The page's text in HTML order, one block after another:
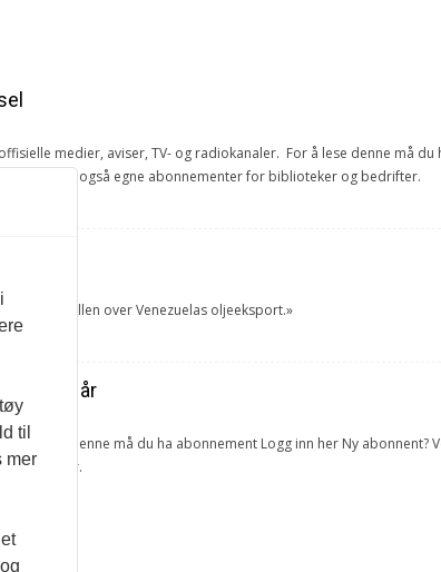
medier, aviser, TV- og radiokanaler. For å lese denne må du
Vi har også egne abonnementer for biblioteker og bedrifter.
kontrollen over Venezuelas oljeeksport.»
forrige år
å lese denne må du ha abonnement Logg inn her Ny
og bedrifter.
til
mer